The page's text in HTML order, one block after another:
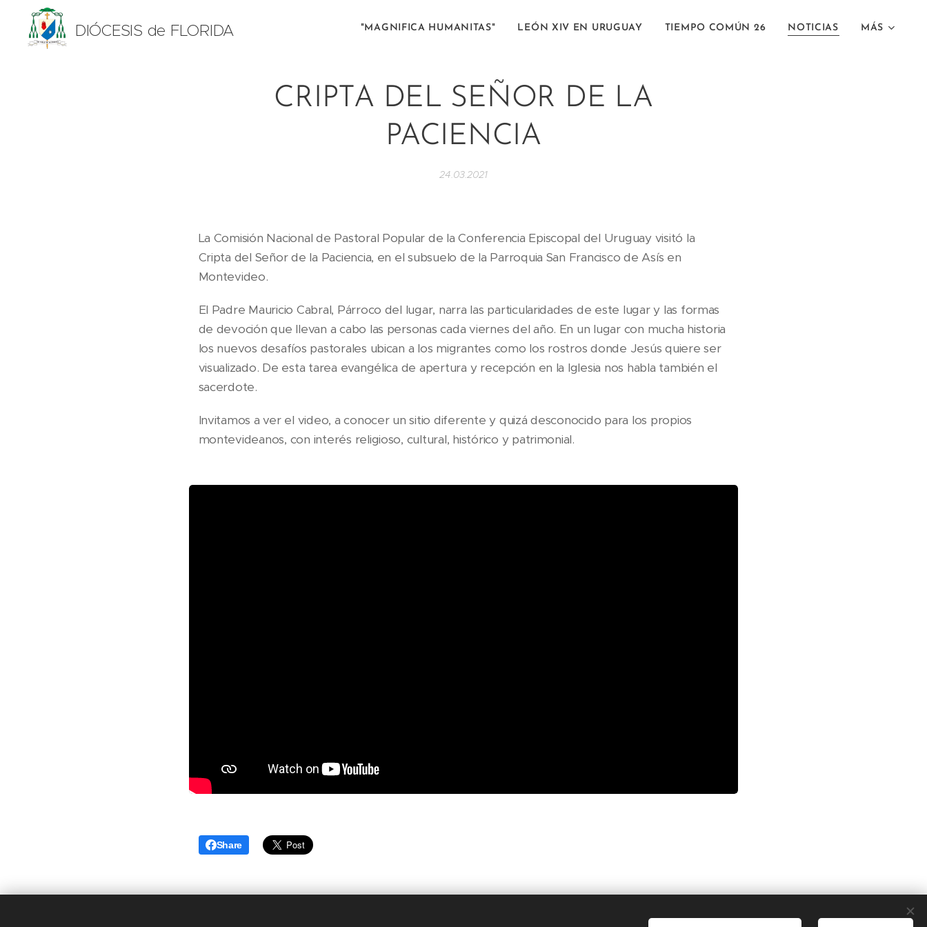
DIÓCESIS de FLORIDA "MAGNIFICA HUMANITAS" LEÓN XIV EN URUGUAY TIEMPO COMÚN 26 NOTICIAS MÁS
CRIPTA DEL SEÑOR DE LA
PACIENCIA
24.03.2021
La Comisión Nacional de Pastoral Popular de la Conferencia Episcopal del Uruguay visitó la
Cripta del Señor de la Paciencia, en el subsuelo de la Parroquia San Francisco de Asís en
Montevideo.
El Padre Mauricio Cabral, Párroco del lugar, narra las particularidades de este lugar y las formas
de devoción que llevan a cabo las personas cada viernes del año. En un lugar con mucha historia
los nuevos desafíos pastorales ubican a los migrantes como los rostros donde Jesús quiere ser
visualizado. De esta tarea evangélica de apertura y recepción en la Iglesia nos habla también el
sacerdote.
Invitamos a ver el video, a conocer un sitio diferente y quizá desconocido para los propios
montevideanos, con interés religioso, cultural, histórico y patrimonial.
Share